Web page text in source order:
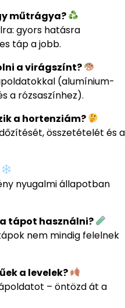
műtrágya?
gyors hatásra
táp a jobb.
a virágszínt?
(alumínium-
a rózsaszínhez).
a hortenziám?
összetételét és a
nyugalmi állapotban
tápot használni?
nem mindig felelnek
a levelek?
– öntözd át a